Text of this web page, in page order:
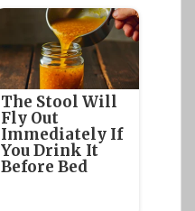
The Stool Will
Fly Out
Immediately If
You Drink It
Before Bed